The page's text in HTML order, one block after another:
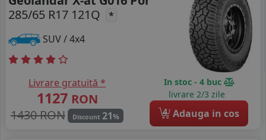
285/65 R17 121Q
*
SUV / 4x4
Livrare gratuită *
1127 RON
1430 RON
Discount 21%
In stoc - 4 buc
livrare 2/3 zile
4 Adauga in cos